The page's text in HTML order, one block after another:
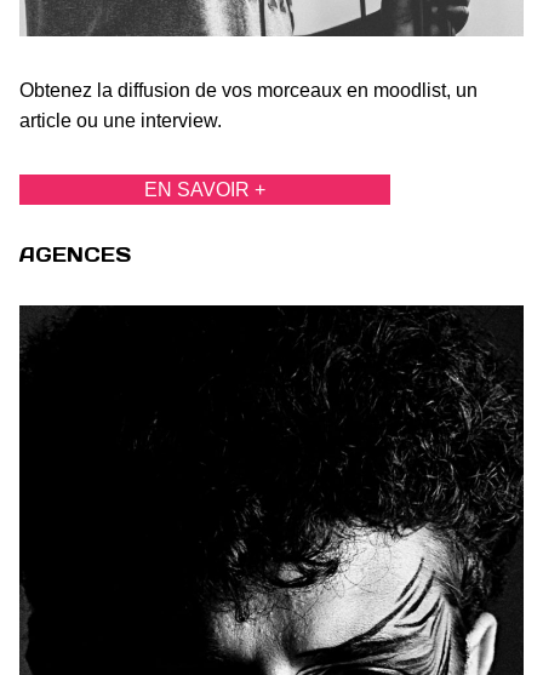
Obtenez la diffusion de vos morceaux en moodlist, un
article ou une interview.
EN SAVOIR +
AGENCES